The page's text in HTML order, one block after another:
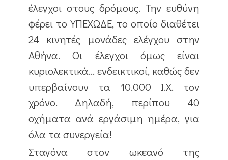
έλεγχοι στους δρόμους. Την ευθύνη
φέρει το ΥΠΕΧΩΔΕ, το οποίο διαθέτει
24 κινητές μονάδες ελέγχου στην
Αθήνα. Οι έλεγχοι όμως είναι
κυριολεκτικά… ενδεικτικοί, καθώς δεν
υπερβαίνουν τα 10.000 Ι.Χ. τον
χρόνο. Δηλαδή, περίπου 40
οχήματα ανά εργάσιμη ημέρα, για
όλα τα συνεργεία!
Σταγόνα στον ωκεανό της